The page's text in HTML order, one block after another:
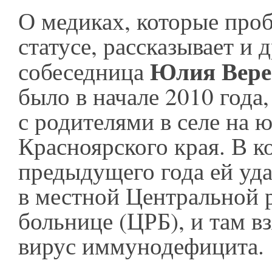
О медиках, которые
статусе, рассказывает и
собеседницаЮлия
было в начале 2010
с родителями в селе на
Красноярского края. В
предыдущего года ей
в местной Центральной
больнице (ЦРБ), и там
вирус иммунодефицита.